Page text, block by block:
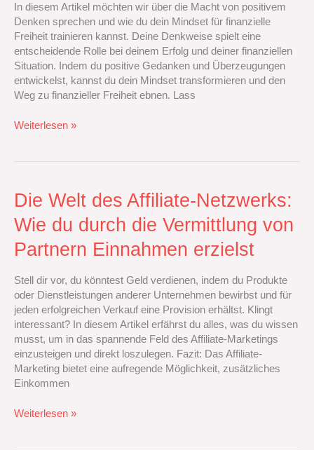
In diesem Artikel möchten wir über die Macht von positivem
Denken sprechen und wie du dein Mindset für finanzielle
Freiheit trainieren kannst. Deine Denkweise spielt eine
entscheidende Rolle bei deinem Erfolg und deiner finanziellen
Situation. Indem du positive Gedanken und Überzeugungen
entwickelst, kannst du dein Mindset transformieren und den
Weg zu finanzieller Freiheit ebnen. Lass
du
dein
Mindset
für
finanzielle
Freiheit
trainierst
Weiterlesen »
Die Welt des Affiliate-Netzwerks:
Wie du durch die Vermittlung von
Partnern Einnahmen erzielst
Stell dir vor, du könntest Geld verdienen, indem du Produkte
oder Dienstleistungen anderer Unternehmen bewirbst und für
jeden erfolgreichen Verkauf eine Provision erhältst. Klingt
interessant? In diesem Artikel erfährst du alles, was du wissen
musst, um in das spannende Feld des Affiliate-Marketings
einzusteigen und direkt loszulegen. Fazit: Das Affiliate-
Marketing bietet eine aufregende Möglichkeit, zusätzliches
Einkommen
Die
Welt
des
Netzwerks:
du
durch
die
Vermittlung
von
Partnern
Einnahmen
erzielst
Weiterlesen »